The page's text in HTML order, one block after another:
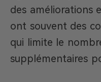
des améliorations
ont souvent des
qui limite le
supplémentaires